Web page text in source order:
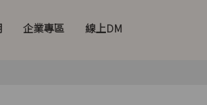
企業專區 線上DM